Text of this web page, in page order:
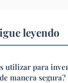
leyendo
utilizar para
manera segura?